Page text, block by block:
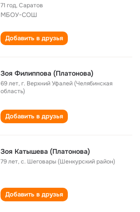
71 год,Саратов
МБОУ-СОШ
Добавить в друзья
Зоя Филиппова (Платонова)
69 лет,г. Верхний Уфалей (Челябинская
область)
Добавить в друзья
Зоя Катышева (Платонова)
79 лет,с. Шеговары (Шенкурский район)
Добавить в друзья